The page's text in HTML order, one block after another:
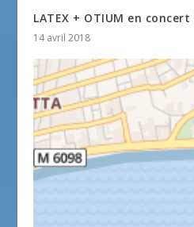
LATEX + OTIUM en
14 avril 2018